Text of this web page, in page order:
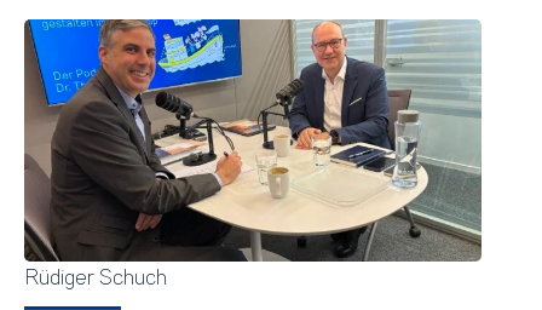
Rüdiger Schuch